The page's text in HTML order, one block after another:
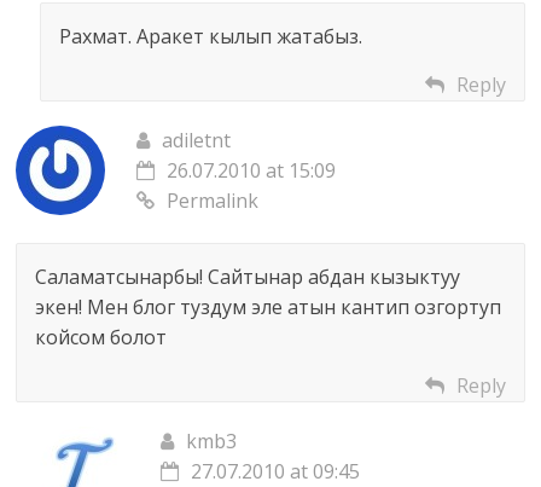
Рахмат. Аракет кылып жатабыз.
Reply
adiletnt
26.07.2010 at 15:09
Permalink
Саламатсынарбы! Сайтынар абдан кызыктуу
экен! Мен блог туздум эле атын кантип озгортуп
койсом болот
Reply
kmb3
27.07.2010 at 09:45